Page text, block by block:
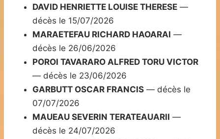
DAVID HENRIETTE LOUISE THERESE —
décès le 15/07/2026
MARAETEFAU RICHARD HAOARAI —
décès le 26/06/2026
POROI TAVARARO ALFRED TORU VICTOR
— décès le 23/06/2026
GARBUTT OSCAR FRANCIS — décès le
07/07/2026
MAUEAU SEVERIN TERATEAUARII —
décès le 24/07/2026